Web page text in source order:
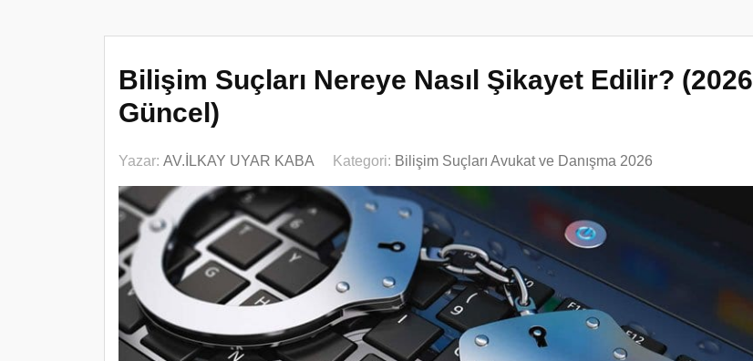
Bilişim Suçları Nereye Nasıl Şikayet Edilir? (2026
Güncel)
Yazar: AV.İLKAY UYAR KABA Kategori: Bilişim Suçları Avukat ve Danışma 2026